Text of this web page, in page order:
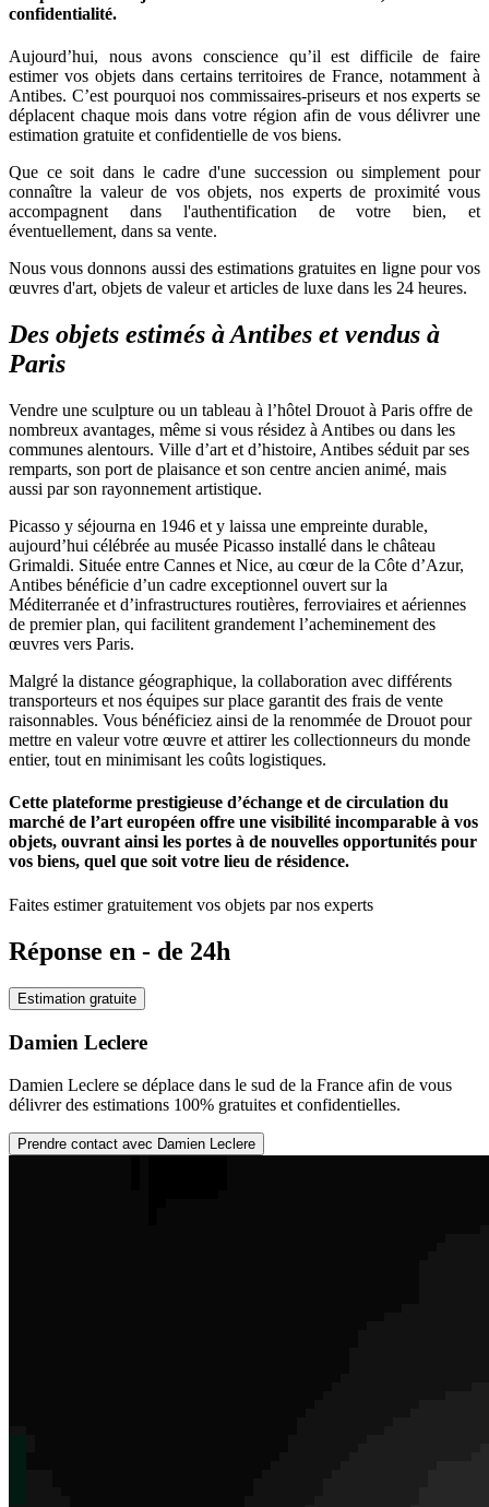
confidentialité.
Aujourd’hui, nous avons conscience qu’il est difficile de faire
estimer vos objets dans certains territoires de France, notamment à
Antibes. C’est pourquoi nos commissaires-priseurs et nos experts se
déplacent chaque mois dans votre région afin de vous délivrer une
estimation gratuite et confidentielle de vos biens.
Que ce soit dans le cadre d'une succession ou simplement pour
connaître la valeur de vos objets, nos experts de proximité vous
accompagnent dans l'authentification de votre bien, et
éventuellement, dans sa vente.
Nous vous donnons aussi des estimations gratuites en ligne pour vos
œuvres d'art, objets de valeur et articles de luxe dans les 24 heures.
Des objets estimés à Antibes et vendus à
Paris
Vendre une sculpture ou un tableau à l’hôtel Drouot à Paris offre de
nombreux avantages, même si vous résidez à Antibes ou dans les
communes alentours. Ville d’art et d’histoire, Antibes séduit par ses
remparts, son port de plaisance et son centre ancien animé, mais
aussi par son rayonnement artistique.
Picasso y séjourna en 1946 et y laissa une empreinte durable,
aujourd’hui célébrée au musée Picasso installé dans le château
Grimaldi. Située entre Cannes et Nice, au cœur de la Côte d’Azur,
Antibes bénéficie d’un cadre exceptionnel ouvert sur la
Méditerranée et d’infrastructures routières, ferroviaires et aériennes
de premier plan, qui facilitent grandement l’acheminement des
œuvres vers Paris.
Malgré la distance géographique, la collaboration avec différents
transporteurs et nos équipes sur place garantit des frais de vente
raisonnables. Vous bénéficiez ainsi de la renommée de Drouot pour
mettre en valeur votre œuvre et attirer les collectionneurs du monde
entier, tout en minimisant les coûts logistiques.
Cette plateforme prestigieuse d’échange et de circulation du
marché de l’art européen offre une visibilité incomparable à vos
objets, ouvrant ainsi les portes à de nouvelles opportunités pour
vos biens, quel que soit votre lieu de résidence.
Faites estimer gratuitement vos objets par nos experts
Réponse en - de 24h
Estimation gratuite
Damien Leclere
Damien Leclere se déplace dans le sud de la France afin de vous
délivrer des estimations 100% gratuites et confidentielles.
Prendre contact avec Damien Leclere